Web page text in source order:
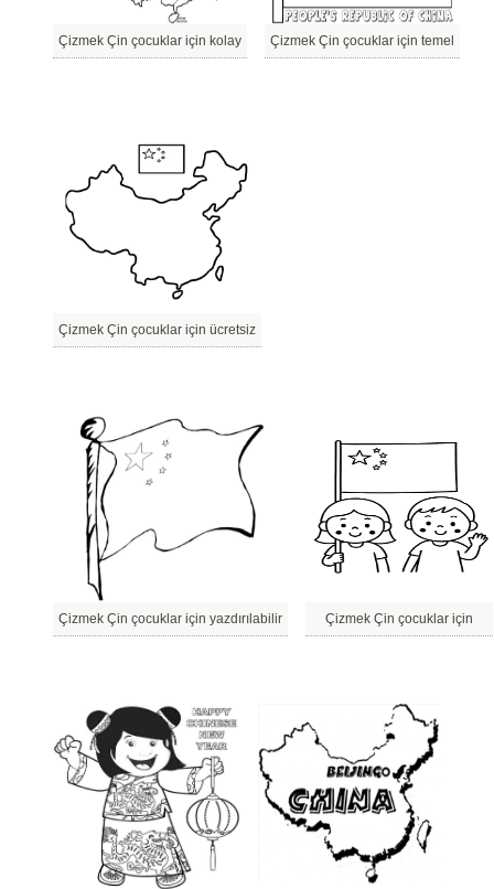
Çizmek Çin çocuklar için kolay Çizmek Çin çocuklar için temel
Çizmek Çin çocuklar için ücretsiz
Çizmek Çin çocuklar için yazdırılabilir Çizmek Çin çocuklar için